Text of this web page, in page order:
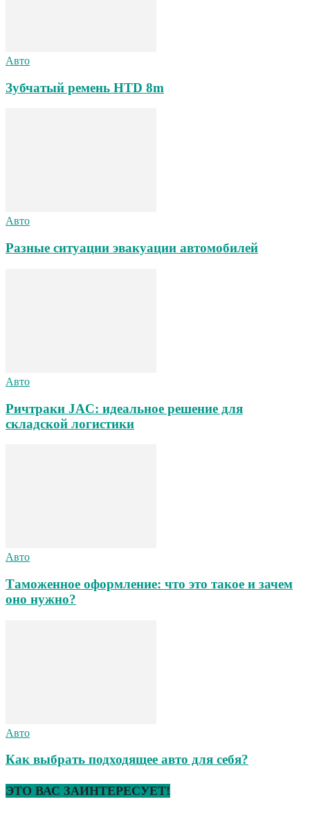
Авто
Зубчатый ремень HTD 8m
Авто
Разные ситуации эвакуации автомобилей
Авто
Ричтраки JAC: идеальное решение для
складской логистики
Авто
Таможенное оформление: что это такое и зачем
оно нужно?
Авто
Как выбрать подходящее авто для себя?
ЭТО ВАС ЗАИНТЕРЕСУЕТ!